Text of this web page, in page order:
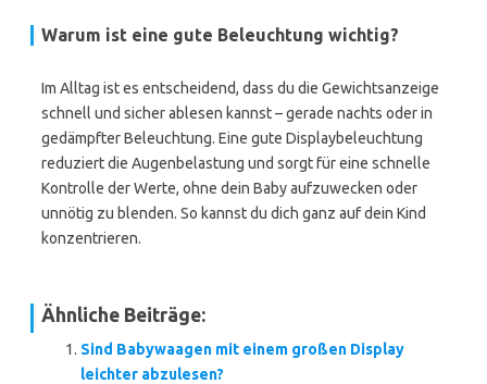
Warum ist eine gute Beleuchtung wichtig?
Im Alltag ist es entscheidend, dass du die Gewichtsanzeige
schnell und sicher ablesen kannst – gerade nachts oder in
gedämpfter Beleuchtung. Eine gute Displaybeleuchtung
reduziert die Augenbelastung und sorgt für eine schnelle
Kontrolle der Werte, ohne dein Baby aufzuwecken oder
unnötig zu blenden. So kannst du dich ganz auf dein Kind
konzentrieren.
Ähnliche Beiträge:
Sind Babywaagen mit einem großen Display
leichter abzulesen?